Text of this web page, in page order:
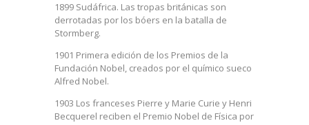
1899 Sudáfrica. Las tropas británicas son
derrotadas por los bóers en la batalla de
Stormberg.
1901 Primera edición de los Premios de la
Fundación Nobel, creados por el químico sueco
Alfred Nobel.
1903 Los franceses Pierre y Marie Curie y Henri
Becquerel reciben el Premio Nobel de Física por